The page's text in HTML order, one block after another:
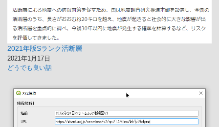
2021年版Sランク活断層
2021年1月17日
どうでも良い話